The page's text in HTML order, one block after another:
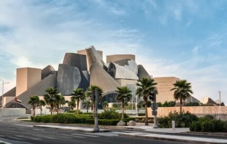
期间拍摄。两名抗议者隶属于“青年诉求”（Youth
Demand），该组织由气候行动组织“停止石油”
（Just Stop Oil）的学生分支发展而来。行动中，
两人高声呼吁英国停止与以色列的贸易往来。随
后，其中一人将红色液体泼洒在展厅地面，引发现
场观众惊呼，两人随即被警方逮捕。
此次行动发生时，英国艺术机构正接连成为抗议活
动的现场。就在该事件发生几天前，两名年轻的气
候行动人士因向文森特·梵高1888年作品《向日